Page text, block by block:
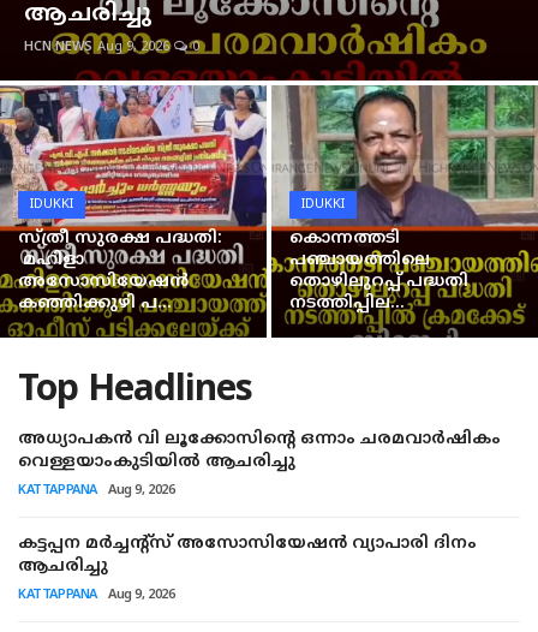
KERALA
IDUKKI
VANDIPERIYAR
UPPUTHARA
KATTAPPANA
CRIME
NEDUMKANDAM
ADIMALY
SPORTS
ആചരിച്ചു
HCN NEWS Aug 9, 2026 0
IDUKKI
സ്ത്രീ സുരക്ഷ പദ്ധതി:
മഹിളാ
അസോസിയേഷന്‍
കഞ്ഞിക്കുഴി പ...
IDUKKI
കൊന്നത്തടി
പഞ്ചായത്തിലെ
തൊഴിലുറപ്പ് പദ്ധതി
നടത്തിപ്പില...
Top Headlines
അധ്യാപകന്‍ വി ലൂക്കോസിന്റെ ഒന്നാം ചരമവാര്‍ഷികം
വെള്ളയാംകുടിയില്‍ ആചരിച്ചു
KATTAPPANA Aug 9, 2026
കട്ടപ്പന മര്‍ച്ചന്റ്‌സ് അസോസിയേഷന്‍ വ്യാപാരി ദിനം
ആചരിച്ചു
KATTAPPANA Aug 9, 2026